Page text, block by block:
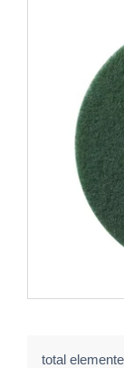
total elemente